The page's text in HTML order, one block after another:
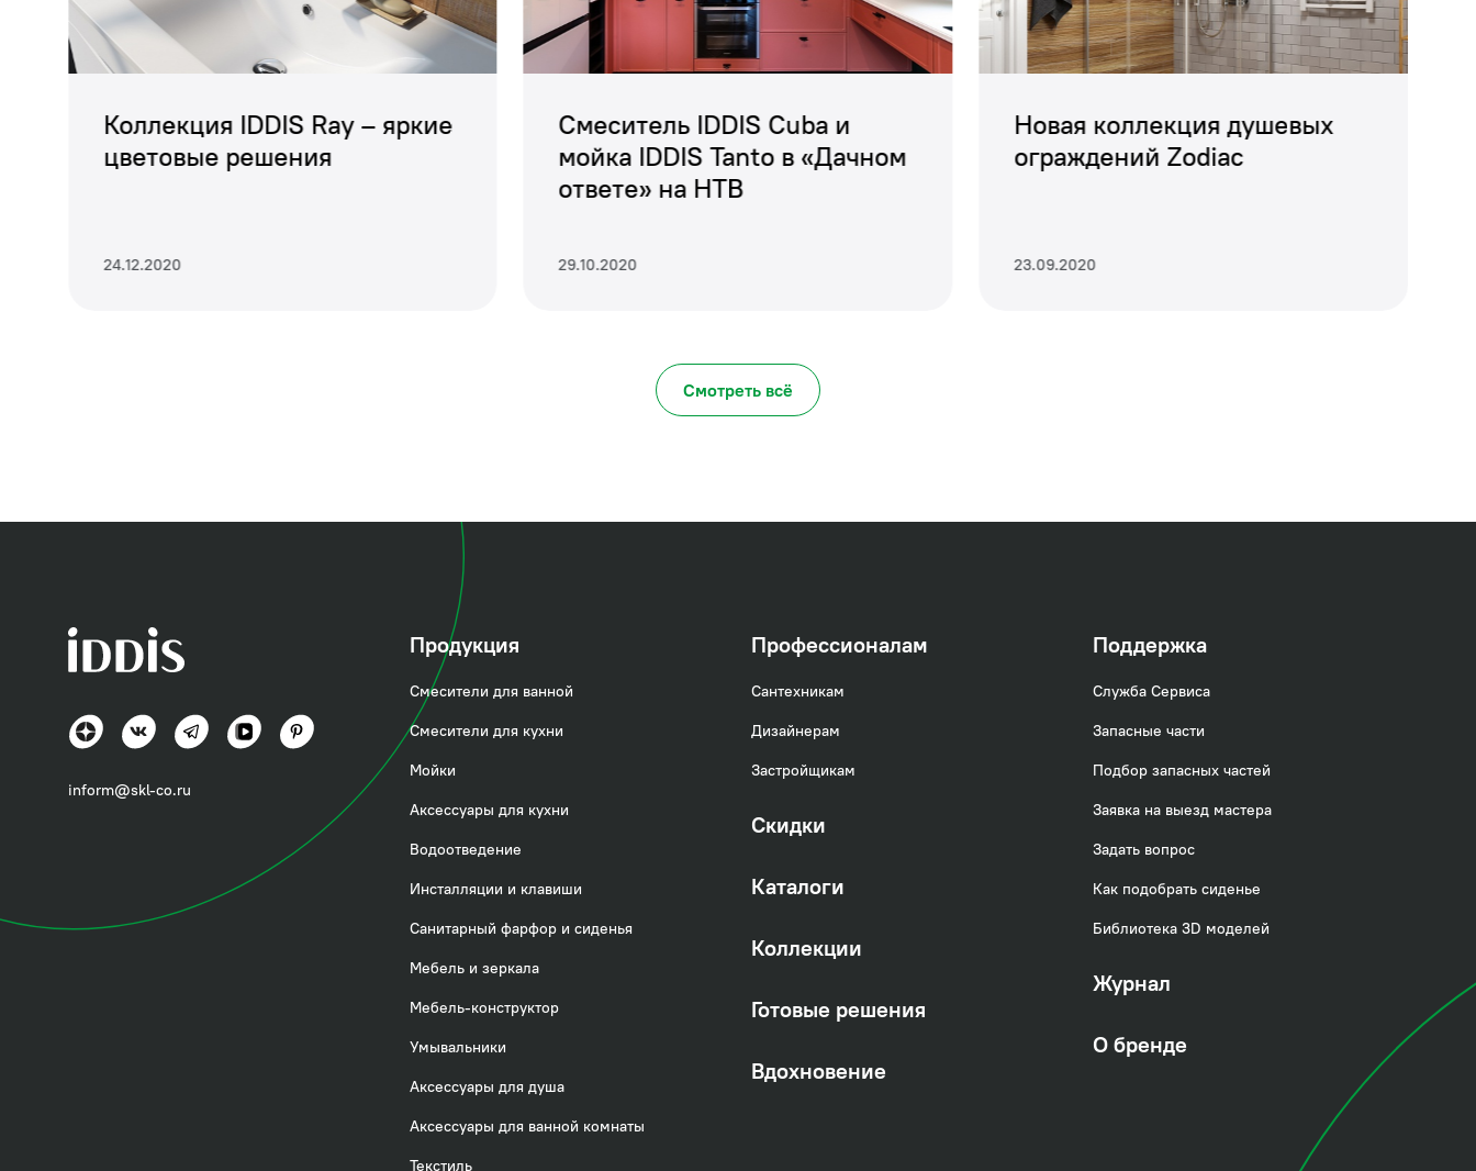
Коллекция IDDIS Ray – яркие
цветовые решения
24.12.2020
Смеситель IDDIS Cuba и
мойка IDDIS Tanto в «Дачном
ответе» на НТВ
29.10.2020
Новая коллекция душевых
ограждений Zodiac
23.09.2020
Смотреть всё
inform@skl-co.ru
Продукция
Смесители для ванной
Смесители для кухни
Мойки
Аксессуары для кухни
Водоотведение
Инсталляции и клавиши
Санитарный фарфор и сиденья
Мебель и зеркала
Мебель-конструктор
Умывальники
Аксессуары для душа
Аксессуары для ванной комнаты
Текстиль
Профессионалам
Сантехникам
Дизайнерам
Застройщикам
Скидки
Каталоги
Коллекции
Готовые решения
Вдохновение
Поддержка
Служба Сервиса
Запасные части
Подбор запасных частей
Заявка на выезд мастера
Задать вопрос
Как подобрать сиденье
Библиотека 3D моделей
Журнал
О бренде